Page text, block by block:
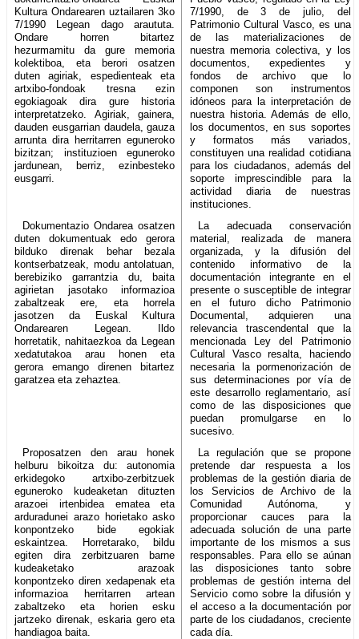
Kultura Ondarearen uztailaren 3ko
7/1990 Legean dago araututa.
Ondare horren bitartez
hezurmamitu da gure memoria
kolektiboa, eta berori osatzen
duten agiriak, espedienteak eta
artxibo-fondoak tresna ezin
egokiagoak dira gure historia
interpretatzeko. Agiriak, gainera,
dauden eusgarrian daudela, gauza
arrunta dira herritarren eguneroko
bizitzan; instituzioen eguneroko
jardunean, berriz, ezinbesteko
eusgarri.
7/1990, de 3 de julio, del
Patrimonio Cultural Vasco, es una
de las materializaciones de
nuestra memoria colectiva, y los
documentos, expedientes y
fondos de archivo que lo
componen son instrumentos
idóneos para la interpretación de
nuestra historia. Además de ello,
los documentos, en sus soportes
y formatos más variados,
constituyen una realidad cotidiana
para los ciudadanos, además del
soporte imprescindible para la
actividad diaria de nuestras
instituciones.
Dokumentazio Ondarea osatzen
duten dokumentuak edo gerora
bilduko direnak behar bezala
kontserbatzeak, modu antolatuan,
berebiziko garrantzia du, baita
agirietan jasotako informazioa
zabaltzeak ere, eta horrela
jasotzen da Euskal Kultura
Ondarearen Legean. Ildo
horretatik, nahitaezkoa da Legean
xedatutakoa arau honen eta
gerora emango direnen bitartez
garatzea eta zehaztea.
La adecuada conservación
material, realizada de manera
organizada, y la difusión del
contenido informativo de la
documentación integrante en el
presente o susceptible de integrar
en el futuro dicho Patrimonio
Documental, adquieren una
relevancia trascendental que la
mencionada Ley del Patrimonio
Cultural Vasco resalta, haciendo
necesaria la pormenorización de
sus determinaciones por vía de
este desarrollo reglamentario, así
como de las disposiciones que
puedan promulgarse en lo
sucesivo.
Proposatzen den arau honek
helburu bikoitza du: autonomia
erkidegoko artxibo-zerbitzuek
eguneroko kudeaketan dituzten
arazoei irtenbidea ematea eta
arduradunei arazo horietako asko
konpontzeko bide egokiak
eskaintzea. Horretarako, bildu
egiten dira zerbitzuaren barne
kudeaketako arazoak
konpontzeko diren xedapenak eta
informazioa herritarren artean
zabaltzeko eta horien esku
jartzeko direnak, eskaria gero eta
handiagoa baita.
La regulación que se propone
pretende dar respuesta a los
problemas de la gestión diaria de
los Servicios de Archivo de la
Comunidad Autónoma, y
proporcionar cauces para la
adecuada solución de una parte
importante de los mismos a sus
responsables. Para ello se aúnan
las disposiciones tanto sobre
problemas de gestión interna del
Servicio como sobre la difusión y
el acceso a la documentación por
parte de los ciudadanos, creciente
cada día.